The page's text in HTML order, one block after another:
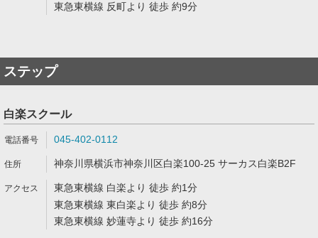
東急東横線 反町より 徒歩 約9分
ステップ
白楽スクール
045-402-0112
神奈川県横浜市神奈川区白楽100-25 サーカス白楽B2F
東急東横線 白楽より 徒歩 約1分
東急東横線 東白楽より 徒歩 約8分
東急東横線 妙蓮寺より 徒歩 約16分